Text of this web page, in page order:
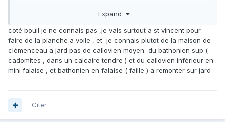
petits pyriteux pourris... Et d'ailleurs on a même le sommet
peut avoir la strati mais c'est hyyyyper en sablé) mais oui a
saint Vincent, plus a l'ouest (Clémenceau) beaucoup de
bathonien on a tout du milieu du bathon moyen à la base du
callovien inférieur mais c'est très prospecté...
Vincent il est très carbonaté (enfin y'a pire sur une autre
Expand
coté bouil je ne connais pas ,je vais surtout a st vincent pour
faire de la planche a voile , et je connais plutot de la maison de
clémenceau a jard pas de callovien moyen du bathonien sup (
cadomites , dans un calcaire tendre ) et du callovien inférieur en
mini falaise , et bathonien en falaise ( faille ) a remonter sur jard
Citer